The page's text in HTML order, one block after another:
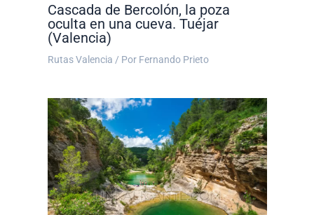
Cascada de Bercolón, la poza
oculta en una cueva. Tuéjar
(Valencia)
Rutas Valencia / Por Fernando Prieto